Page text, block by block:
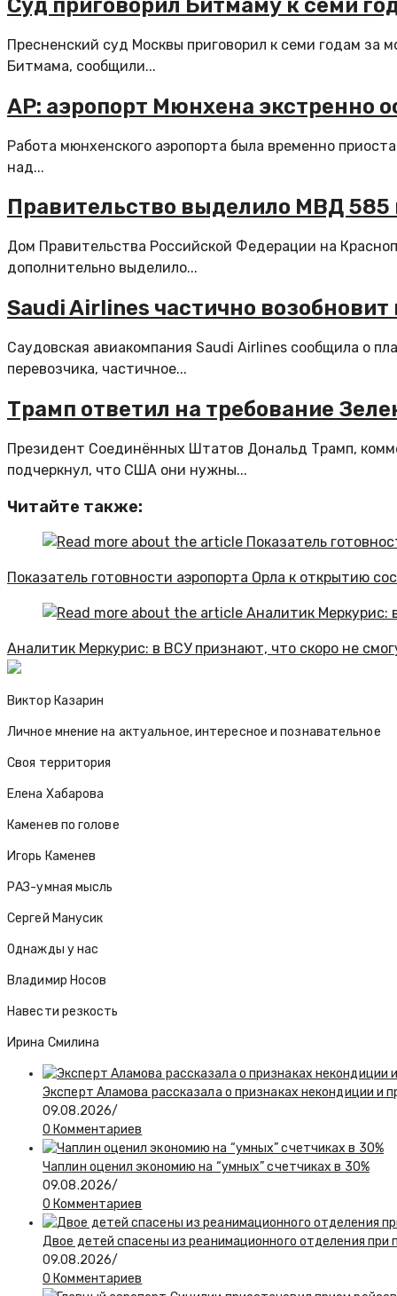
Суд приговорил Битмаму к семи
Пресненский суд Москвы приговорил к семи годам за
Битмама, сообщили...
AP: аэропорт Мюнхена экстренно
Работа мюнхенского аэропорта была временно
над...
Правительство выделило МВД
Дом Правительства Российской Федерации на
дополнительно выделило...
Saudi Airlines частично
Саудовская авиакомпания Saudi Airlines сообщила о
перевозчика, частичное...
Трамп ответил на требование
Президент Соединённых Штатов Дональд Трамп,
подчеркнул, что США они нужны...
Читайте также:
Показатель готовности аэропорта Орла к открытию
Аналитик Меркурис: в ВСУ признают, что скоро не
Виктор Казарин
Личное мнение на актуальное, интересное и познавательное
Своя территория
Елена Хабарова
Каменев по голове
Игорь Каменев
РАЗ-умная мысль
Сергей Манусик
Однажды у нас
Владимир Носов
Навести резкость
Ирина Смилина
Эксперт Аламова рассказала о признаках некондиции и
09.08.2026/
0 Комментариев
Чаплин оценил экономию на “умных” счетчиках в 30%
09.08.2026/
0 Комментариев
Двое детей спасены из реанимационного отделения при
09.08.2026/
0 Комментариев